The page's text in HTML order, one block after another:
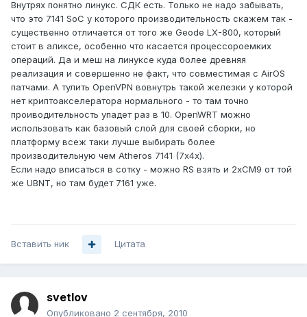
Внутрях понятно линукс. СДК есть. Только не надо забывать,
что это 7141 SoC у которого производительность скажем так -
существенно отличается от того же Geode LX-800, который
стоит в аликсе, особенно что касается процессороемких
операций. Да и меш на линуксе куда более древняя
реализация и совершенно не факт, что совместимая с AirOS
патчами. А тулить OpenVPN вовнутрь такой железки у которой
нет криптоакселератора нормального - то там точно
проиводительность упадет раз в 10. OpenWRT можно
использовать как базовый слой для своей сборки, но
платформу всеж таки лучше выбирать более
производительную чем Atheros 7141 (7х4х).
Если надо вписаться в сотку - можно RS взять и 2хCM9 от той
же UBNT, но там будет 7161 уже.
Вставить ник Цитата
svetlov
Опубликовано 2 сентября, 2010